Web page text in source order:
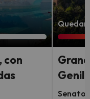
con
Quedan
Genil